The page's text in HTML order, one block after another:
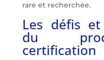
rare et recherchée.
Les défis
du
certification